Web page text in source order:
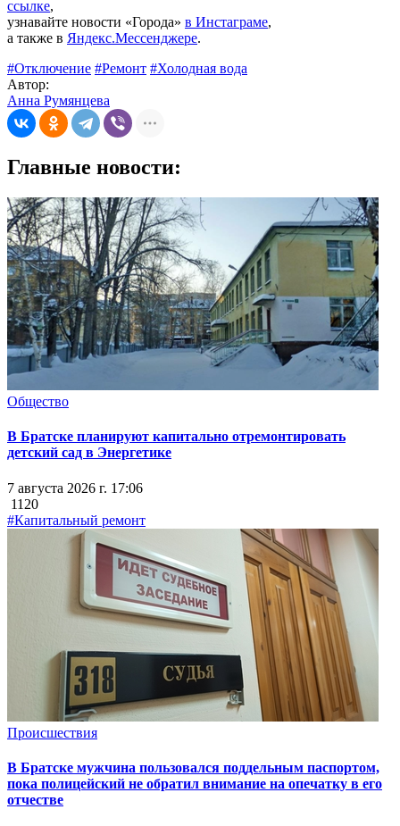
ссылке,
узнавайте новости «Города» в Инстаграме,
а также в Яндекс.Мессенджере.
#Отключение #Ремонт #Холодная вода
Автор:
Анна Румянцева
Главные новости:
Общество
В Братске планируют капитально отремонтировать
детский сад в Энергетике
7 августа 2026 г. 17:06
1120
#Капитальный ремонт
Происшествия
В Братске мужчина пользовался поддельным паспортом,
пока полицейский не обратил внимание на опечатку в его
отчестве